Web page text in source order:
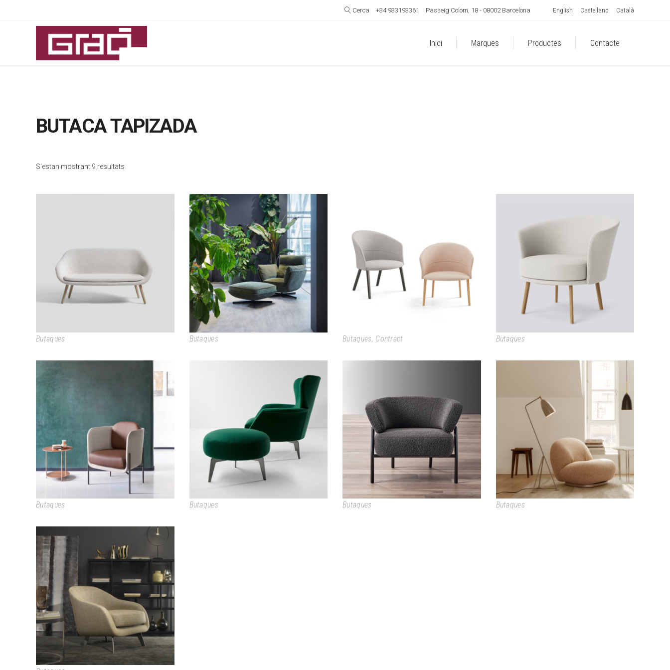
Cerca +34 933193361 Passeig Colom, 18 - 08002 Barcelona English Castellano Català
Inici Marques Productes Contacte
BUTACA TAPIZADA
S'estan mostrant 9 resultats
ABOUT A CHAIR LOUNGE / AAL
Butaques
BIGGIE
Butaques
COPA
Butaques, Contract
DORSO
Butaques
HAIKU
Butaques
LOVY ARMCHAIR
Butaques
NANI
Butaques
PACHA COLLECTION
Butaques
SUTTON